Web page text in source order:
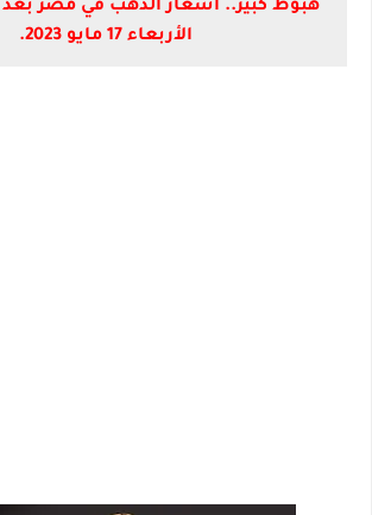
هبوط كبير.. أسعار الذهب في مصر بعد
الأربعاء 17 مايو 2023.